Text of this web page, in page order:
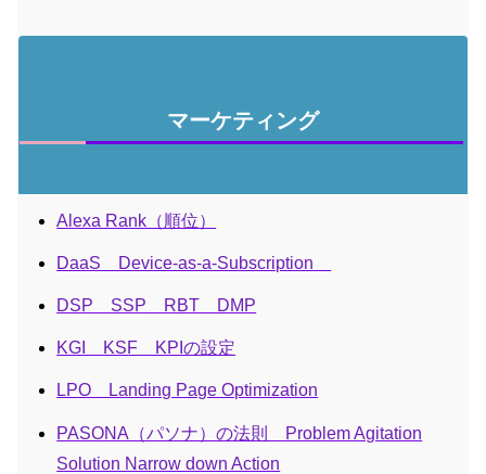
マーケティング
Alexa Rank（順位）
DaaS Device-as-a-Subscription
DSP SSP RBT DMP
KGI KSF KPIの設定
LPO Landing Page Optimization
PASONA（パソナ）の法則 Problem Agitation
Solution Narrow down Action